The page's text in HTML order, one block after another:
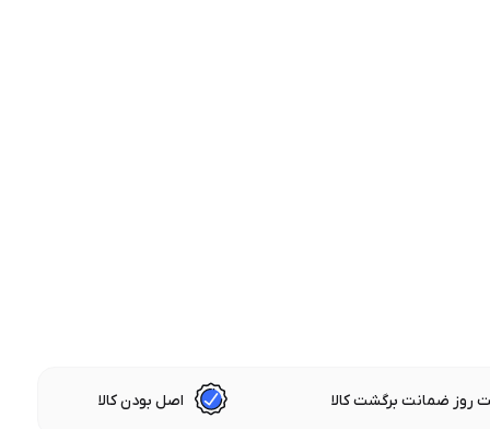
روز ضمانت برگشت کالا اصل بودن کالا